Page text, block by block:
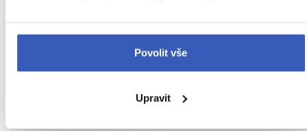
Povolit vše
Upravit
Jak chutná Holandsko
Vyberte si jeden z našich3 zájezdů do
Zájezdy do Alkmaaru